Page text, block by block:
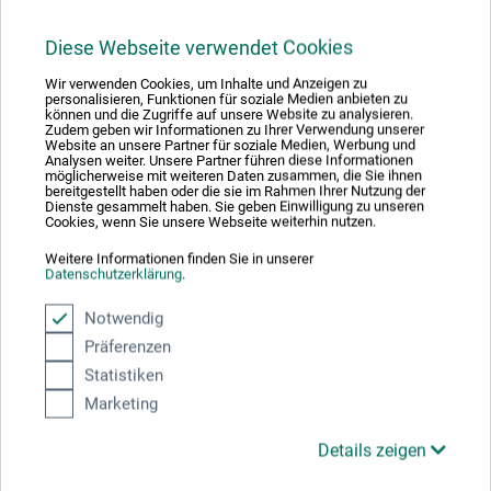
Diese Webseite verwendet Cookies
Wir verwenden Cookies, um Inhalte und Anzeigen zu
personalisieren, Funktionen für soziale Medien anbieten zu
können und die Zugriffe auf unsere Website zu analysieren.
Zudem geben wir Informationen zu Ihrer Verwendung unserer
Website an unsere Partner für soziale Medien, Werbung und
Analysen weiter. Unsere Partner führen diese Informationen
möglicherweise mit weiteren Daten zusammen, die Sie ihnen
bereitgestellt haben oder die sie im Rahmen Ihrer Nutzung der
Dienste gesammelt haben. Sie geben Einwilligung zu unseren
Cookies, wenn Sie unsere Webseite weiterhin nutzen.
Weitere Informationen finden Sie in unserer
Datenschutzerklärung.
Notwendig
Präferenzen
Statistiken
Marketing
Details zeigen
Hier finden Sie die Kontaktdaten des Herstellers zu
diesem Produkt.
KOH-I-NOOR HARDTMUTH a.s.
F. A. Gerstnera 21/3
370 01 České Budějovice
TSCHECHIEN
sales@koh-i-noor.cz
Kunden kauften auch